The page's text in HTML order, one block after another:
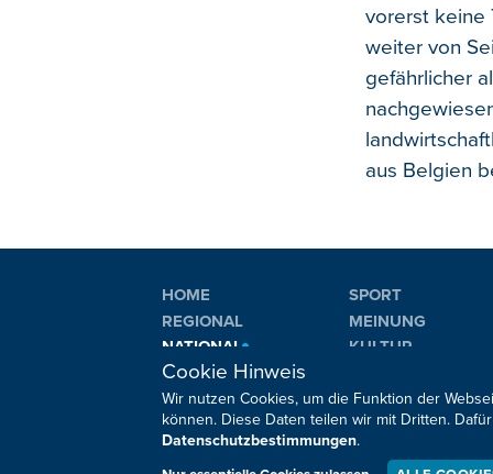
vorerst keine
weiter von
gefährlicher
aus Belgien
HOME
REGIONAL
NATIONAL
INTERNATIONAL
SPORT
MEINUNG
KULTUR
Sie haben noch Fragen oder Anmerkungen?
Cookie Hinweis
Wir nutzen Cookies, um die Funktion der
können. Diese Daten teilen wir mit Dritten.
Datenschutzbestimmungen.